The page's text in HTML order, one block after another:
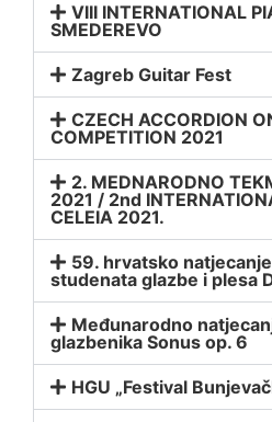
VIII INTERNATIONAL
SMEDEREVO
Zagreb Guitar Fest
CZECH ACCORDION
COMPETITION 2021
2. MEDNARODNO
2021 / 2nd
CELEIA 2021.
59. hrvatsko
studenata glazbe i plesa
Međunarodno
glazbenika Sonus op. 6
HGU „Festival